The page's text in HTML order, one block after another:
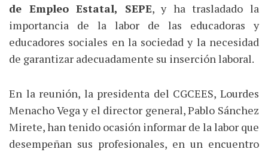
de Empleo Estatal, SEPE, y ha trasladado la
importancia de la labor de las educadoras y
educadores sociales en la sociedad y la necesidad
de garantizar adecuadamente su inserción laboral.
En la reunión, la presidenta del CGCEES, Lourdes
Menacho Vega y el director general, Pablo Sánchez
Mirete, han tenido ocasión informar de la labor que
desempeñan sus profesionales, en un encuentro